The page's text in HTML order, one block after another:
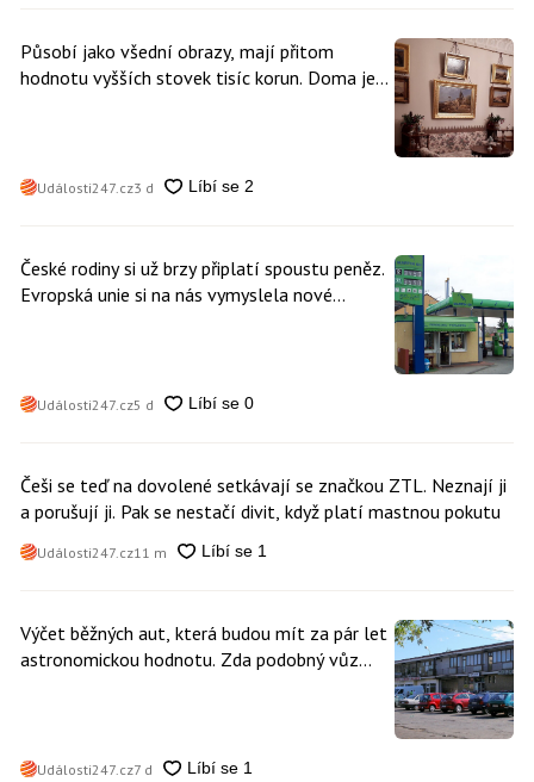
Působí jako všední obrazy, mají přitom
hodnotu vyšších stovek tisíc korun. Doma je
Události247.cz3 d
České rodiny si už brzy připlatí spoustu peněz.
Evropská unie si na nás vymyslela nové
Události247.cz5 d
Češi se teď na dovolené setkávají se značkou ZTL. Neznají ji
a porušují ji. Pak se nestačí divit, když platí mastnou pokutu
Události247.cz11 m
Výčet běžných aut, která budou mít za pár let
astronomickou hodnotu. Zda podobný vůz
Události247.cz7 d